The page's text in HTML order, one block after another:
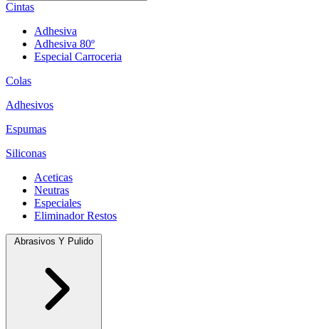
Cintas
Adhesiva
Adhesiva 80º
Especial Carroceria
Colas
Adhesivos
Espumas
Siliconas
Aceticas
Neutras
Especiales
Eliminador Restos
Abrasivos Y Pulido